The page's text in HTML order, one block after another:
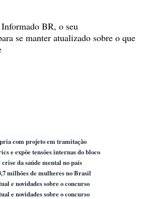
BR, o seu
se manter atualizado sobre o que
com projeto em tramitação
e expõe tensões internas do bloco
da saúde mental no país
milhões de mulheres no Brasil
e novidades sobre o concurso
e novidades sobre o concurso